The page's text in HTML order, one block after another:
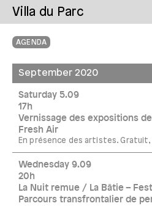
Villa du Parc
AGENDA
September 2020
Saturday 5.09
17h
Vernissage des expositions
Fresh Air
En présence des artistes.
Wednesday 9.09
20h
La Nuit remue / La Bâtie –
Parcours transfrontalier de